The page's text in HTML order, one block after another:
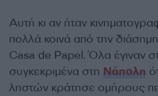
Αυτή κι αν ήταν
πολλά κοινά από την
Casa de Papel. Όλα έγιναν
συγκεκριμένα στη Νάπολη
ληστών κράτησε ομήρους